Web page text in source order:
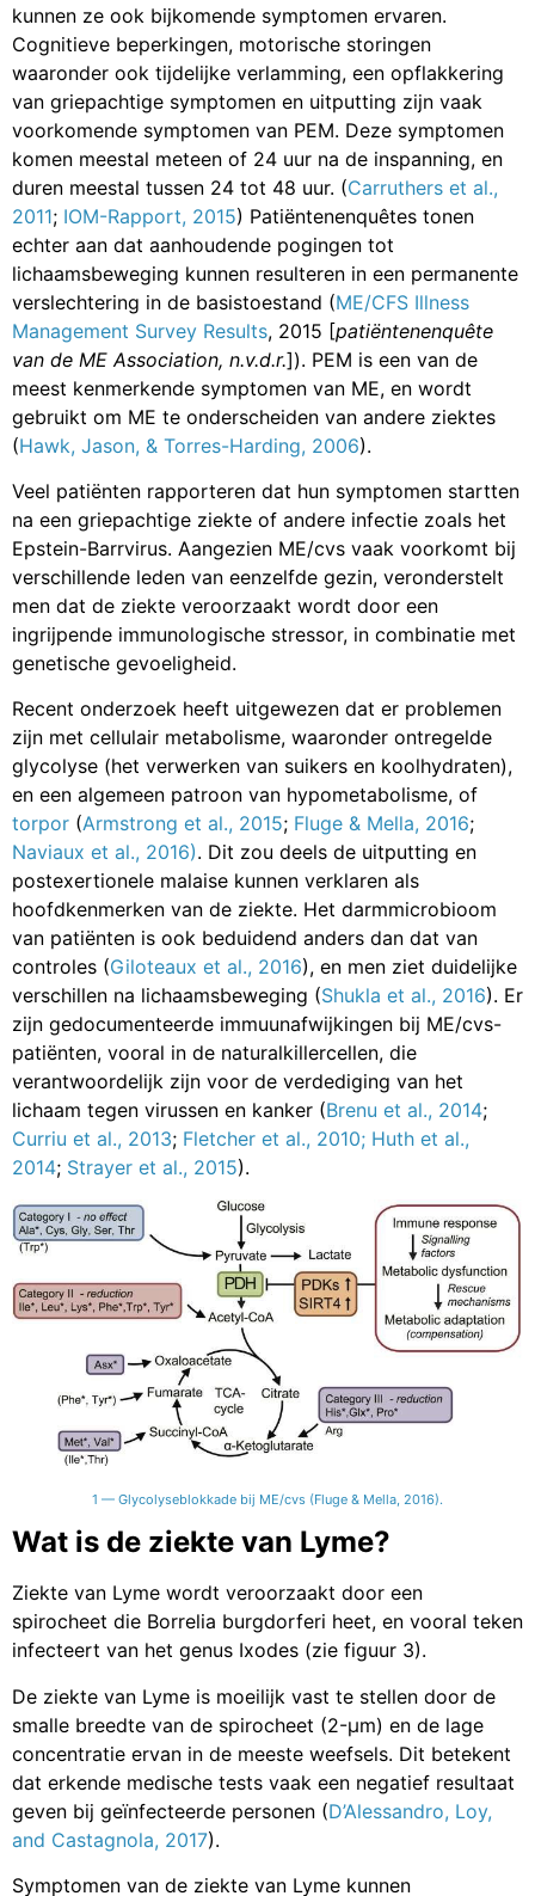
kunnen ze ook bijkomende symptomen ervaren.
Cognitieve beperkingen, motorische storingen
waaronder ook tijdelijke verlamming, een opflakkering
van griepachtige symptomen en uitputting zijn vaak
voorkomende symptomen van PEM. Deze symptomen
komen meestal meteen of 24 uur na de inspanning, en
duren meestal tussen 24 tot 48 uur. (Carruthers et al.,
2011; IOM-Rapport, 2015) Patiëntenenquêtes tonen
echter aan dat aanhoudende pogingen tot
lichaamsbeweging kunnen resulteren in een permanente
verslechtering in de basistoestand (ME/CFS Illness
Management Survey Results, 2015 [patiëntenenquête
van de ME Association, n.v.d.r.]). PEM is een van de
meest kenmerkende symptomen van ME, en wordt
gebruikt om ME te onderscheiden van andere ziektes
(Hawk, Jason, & Torres-Harding, 2006).
Veel patiënten rapporteren dat hun symptomen startten
na een griepachtige ziekte of andere infectie zoals het
Epstein-Barrvirus. Aangezien ME/cvs vaak voorkomt bij
verschillende leden van eenzelfde gezin, veronderstelt
men dat de ziekte veroorzaakt wordt door een
ingrijpende immunologische stressor, in combinatie met
genetische gevoeligheid.
Recent onderzoek heeft uitgewezen dat er problemen
zijn met cellulair metabolisme, waaronder ontregelde
glycolyse (het verwerken van suikers en koolhydraten),
en een algemeen patroon van hypometabolisme, of
torpor (Armstrong et al., 2015; Fluge & Mella, 2016;
Naviaux et al., 2016). Dit zou deels de uitputting en
postexertionele malaise kunnen verklaren als
hoofdkenmerken van de ziekte. Het darmmicrobioom
van patiënten is ook beduidend anders dan dat van
controles (Giloteaux et al., 2016), en men ziet duidelijke
verschillen na lichaamsbeweging (Shukla et al., 2016). Er
zijn gedocumenteerde immuunafwijkingen bij ME/cvs-
patiënten, vooral in de naturalkillercellen, die
verantwoordelijk zijn voor de verdediging van het
lichaam tegen virussen en kanker (Brenu et al., 2014;
Curriu et al., 2013; Fletcher et al., 2010; Huth et al.,
2014; Strayer et al., 2015).
1 — Glycolyseblokkade bij ME/cvs (Fluge & Mella, 2016).
Wat is de ziekte van Lyme?
Ziekte van Lyme wordt veroorzaakt door een
spirocheet die Borrelia burgdorferi heet, en vooral teken
infecteert van het genus Ixodes (zie figuur 3).
De ziekte van Lyme is moeilijk vast te stellen door de
smalle breedte van de spirocheet (2-µm) en de lage
concentratie ervan in de meeste weefsels. Dit betekent
dat erkende medische tests vaak een negatief resultaat
geven bij geïnfecteerde personen (D’Alessandro, Loy,
and Castagnola, 2017).
Symptomen van de ziekte van Lyme kunnen